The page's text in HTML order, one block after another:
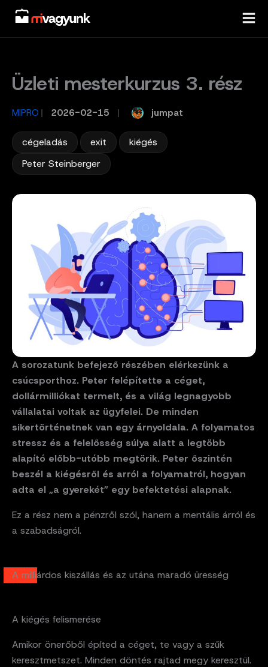
Skip
content
Üzleti mesterkurzus 3. rész
MIPRO / 2026-02-15 jumpat
cégeladás exit kiégés
Peter Steinberger
A sorozatunk befejező részében elérkezünk a
csúcsporthoz. Peter felépítette a céget,
dollármilliókat termelt, és a világ legnagyobb
vállalatai voltak az ügyfelei. De minden
sikertörténetnek van egy árnyoldala. A folyamatos
stressz és a felelősség súlya alatt a legtöbb
alapító előbb-utóbb megtörik. Peter őszintén
beszél a kiégésről és arról a folyamatról, hogyan
adta el „a gyerekét” egy befektetési alapnak.
Ez a rész nem a pénzről szól, hanem a mentális árról és
a szabadságról.
A milliárdos kiszállás és az utána maradó üresség
A kiégés felismerése
Amikor önerőből építed a céget, te vagy a szűk
keresztmetszet. Minden döntés rajtad megy keresztül.